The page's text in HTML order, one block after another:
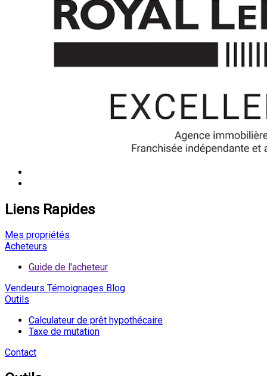
Liens Rapides
Mes propriétés
Acheteurs
Guide de l'acheteur
Vendeurs Témoignages Blog
Outils
Calculateur de prêt hypothécaire
Taxe de mutation
Contact